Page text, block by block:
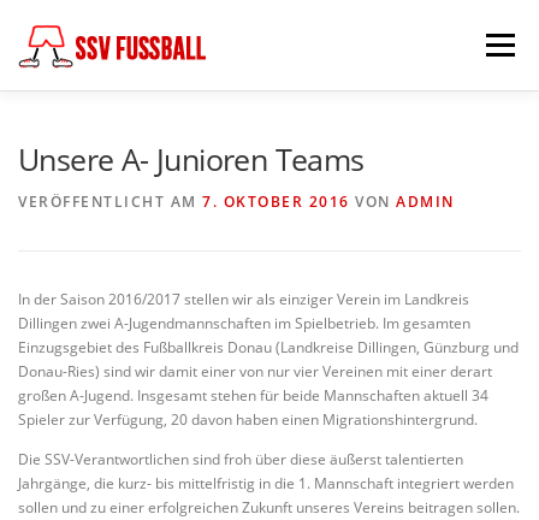
Inhalt
springen
Menü
FÖDERKREIS SCHIEDSRICHTER CHRONIK
KONTAKT
Unsere A- Junioren Teams
VERÖFFENTLICHT AM 7. OKTOBER 2016 VON ADMIN
In der Saison 2016/2017 stellen wir als einziger Verein im Landkreis
Dillingen zwei A-Jugendmannschaften im Spielbetrieb. Im gesamten
Einzugsgebiet des Fußballkreis Donau (Landkreise Dillingen, Günzburg und
Donau-Ries) sind wir damit einer von nur vier Vereinen mit einer derart
großen A-Jugend. Insgesamt stehen für beide Mannschaften aktuell 34
Spieler zur Verfügung, 20 davon haben einen Migrationshintergrund.
Die SSV-Verantwortlichen sind froh über diese äußerst talentierten
Jahrgänge, die kurz- bis mittelfristig in die 1. Mannschaft integriert werden
sollen und zu einer erfolgreichen Zukunft unseres Vereins beitragen sollen.